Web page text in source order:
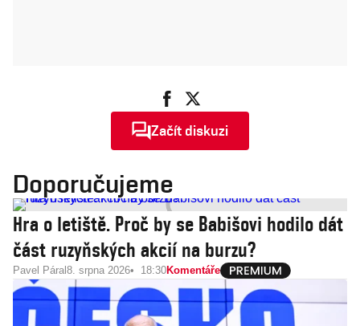
Začít diskuzi
Doporučujeme
Hra o letiště. Proč by se Babišovi hodilo dát
část ruzyňských akcií na burzu?
Pavel Páral 8. srpna 2026 18:30Komentáře